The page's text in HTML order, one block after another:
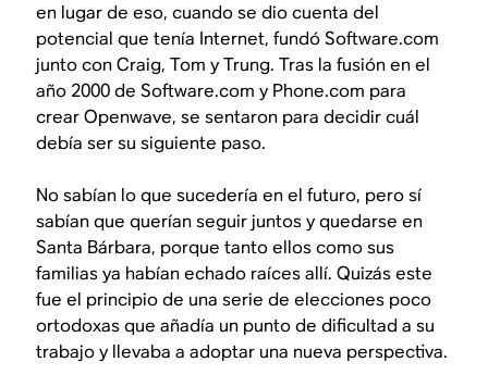
en lugar de eso, cuando se dio cuenta del
potencial que tenía Internet, fundó Software.com
junto con Craig, Tom y Trung. Tras la fusión en el
año 2000 de Software.com y Phone.com para
crear Openwave, se sentaron para decidir cuál
debía ser su siguiente paso.
No sabían lo que sucedería en el futuro, pero sí
sabían que querían seguir juntos y quedarse en
Santa Bárbara, porque tanto ellos como sus
familias ya habían echado raíces allí. Quizás este
fue el principio de una serie de elecciones poco
ortodoxas que añadía un punto de dificultad a su
trabajo y llevaba a adoptar una nueva perspectiva.